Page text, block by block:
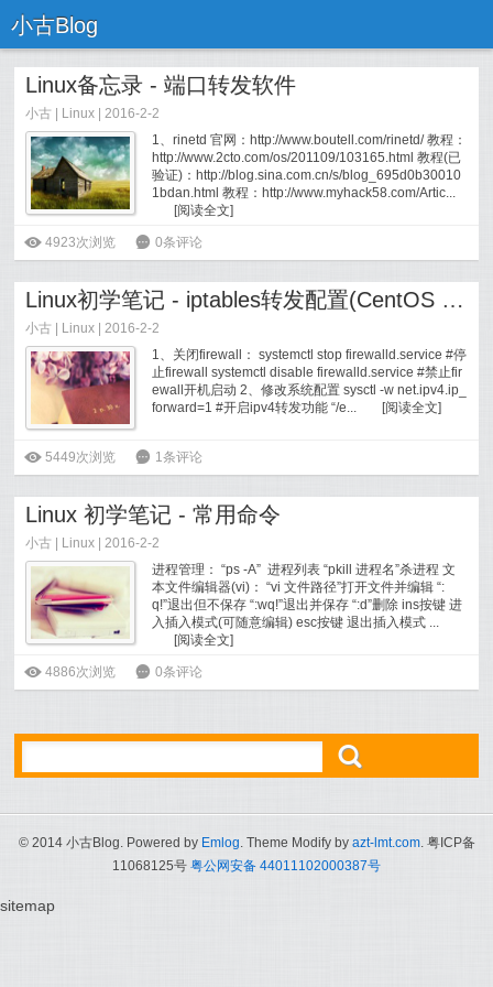
小古Blog
Linux备忘录 - 端口转发软件
小古 Linux | 2016-2-2
1、rinetd 官网：http://www.boutell.com/rinetd/ 教程：
http://www.2cto.com/os/201109/103165.html 教程(已
验证)：http://blog.sina.com.cn/s/blog_695d0b30010
1bdan.html 教程：http://www.myhack58.com/Artic...
[阅读全文]
ė 4923次浏览 6 0条评论
Linux初学笔记 - iptables转发配置(CentOS 7.0)
小古 Linux | 2016-2-2
1、关闭firewall： systemctl stop firewalld.service #停
止firewall systemctl disable firewalld.service #禁止fir
ewall开机启动 2、修改系统配置 sysctl -w net.ipv4.ip_
forward=1 #开启ipv4转发功能 “/e...
[阅读全文]
ė 5449次浏览 6 1条评论
Linux 初学笔记 - 常用命令
小古 Linux | 2016-2-2
进程管理： “ps -A” 进程列表 “pkill 进程名”杀进程 文
本文件编辑器(vi)： “vi 文件路径”打开文件并编辑 “:
q!”退出但不保存 “:wq!”退出并保存 “:d”删除 ins按键 进
入插入模式(可随意编辑) esc按键 退出插入模式 ...
[阅读全文]
ė 4886次浏览 6 0条评论
ő
© 2014 小古Blog. Powered by Emlog. Theme Modify by azt-lmt.com. 粤ICP备
11068125号 粤公网安备 44011102000387号
sitemap